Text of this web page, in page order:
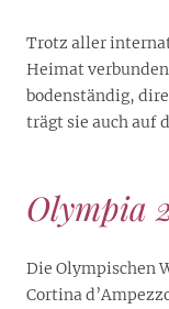
Trotz aller
Heimat
bodenständig,
trägt sie auch auf
Olympia
Die Olympischen
Cortina